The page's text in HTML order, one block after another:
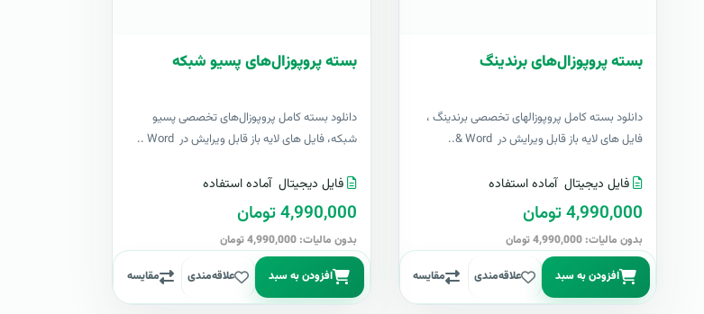
بسته پروپوزال‌های برندینگ
دانلود بسته کامل پروپوزالهای تخصصی برندینگ ،
فایل های لایه باز قابل ویرایش در Word &..
فایل دیجیتال آماده استفاده
4,990,000 تومان
بدون مالیات: 4,990,000 تومان
افزودن به سبد علاقه‌مندی مقایسه
بسته پروپوزال‌های پسیو شبکه
دانلود بسته کامل پروپوزال‌های تخصصی پسیو
شبکه، فایل های لایه باز قابل ویرایش در Word ..
فایل دیجیتال آماده استفاده
4,990,000 تومان
بدون مالیات: 4,990,000 تومان
افزودن به سبد علاقه‌مندی مقایسه